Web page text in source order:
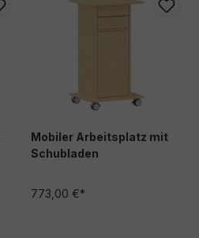
Mobiler Arbeitsplatz mit
Schubladen
773,00 €*